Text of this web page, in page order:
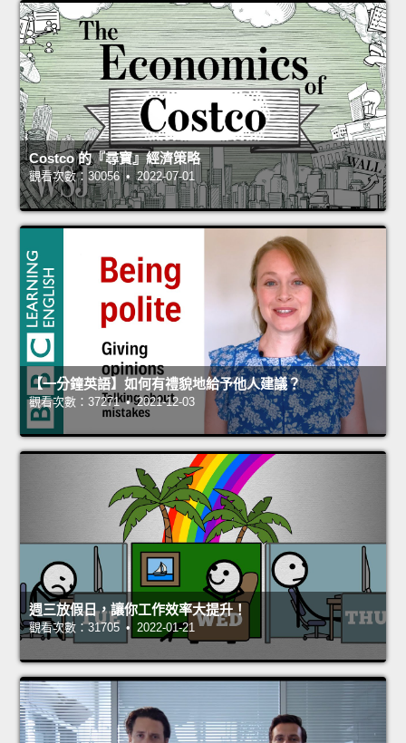
Costco 的『尋寶』經濟策略
觀看次數：30056 • 2022-07-01
【一分鐘英語】如何有禮貌地給予他人建議？
觀看次數：37271 • 2021-12-03
週三放假日，讓你工作效率大提升！
觀看次數：31705 • 2022-01-21